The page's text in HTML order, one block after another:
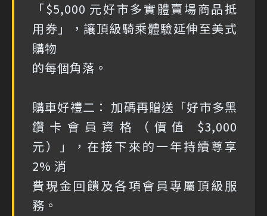
「$5,000 元好市多實體賣場商品抵
用券」，讓頂級騎乘體驗延伸至美式
購物
的每個角落。
購車好禮二： 加碼再贈送「好市多黑
鑽卡會員資格（價值 $3,000
元）」，在接下來的一年持續尊享
2% 消
費現金回饋及各項會員專屬頂級服
務。